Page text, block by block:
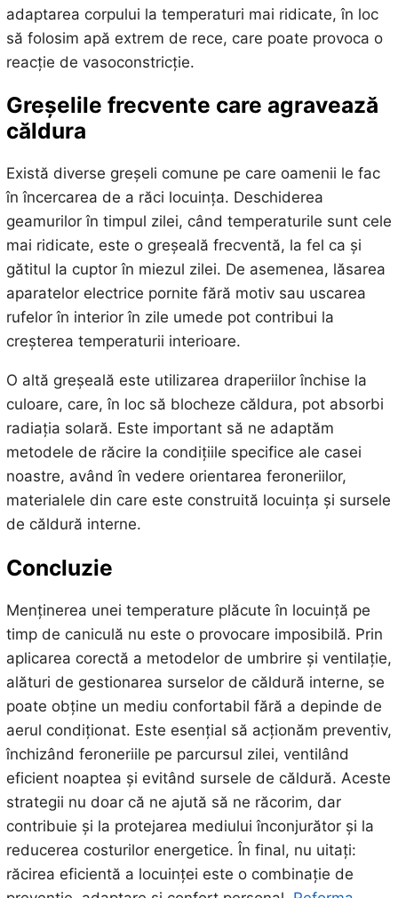
adaptarea corpului la temperaturi mai ridicate, în loc
să folosim apă extrem de rece, care poate provoca o
reacție de vasoconstricție.
Greșelile frecvente care agravează
căldura
Există diverse greșeli comune pe care oamenii le fac
în încercarea de a răci locuința. Deschiderea
geamurilor în timpul zilei, când temperaturile sunt cele
mai ridicate, este o greșeală frecventă, la fel ca și
gătitul la cuptor în miezul zilei. De asemenea, lăsarea
aparatelor electrice pornite fără motiv sau uscarea
rufelor în interior în zile umede pot contribui la
creșterea temperaturii interioare.
O altă greșeală este utilizarea draperiilor închise la
culoare, care, în loc să blocheze căldura, pot absorbi
radiația solară. Este important să ne adaptăm
metodele de răcire la condițiile specifice ale casei
noastre, având în vedere orientarea feroneriilor,
materialele din care este construită locuința și sursele
de căldură interne.
Concluzie
Menținerea unei temperature plăcute în locuință pe
timp de caniculă nu este o provocare imposibilă. Prin
aplicarea corectă a metodelor de umbrire și ventilație,
alături de gestionarea surselor de căldură interne, se
poate obține un mediu confortabil fără a depinde de
aerul condiționat. Este esențial să acționăm preventiv,
închizând feroneriile pe parcursul zilei, ventilând
eficient noaptea și evitând sursele de căldură. Aceste
strategii nu doar că ne ajută să ne răcorim, dar
contribuie și la protejarea mediului înconjurător și la
reducerea costurilor energetice. În final, nu uitați:
răcirea eficientă a locuinței este o combinație de